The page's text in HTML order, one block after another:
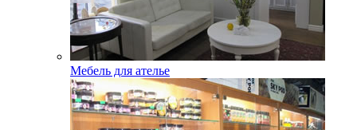
Мебель для ателье